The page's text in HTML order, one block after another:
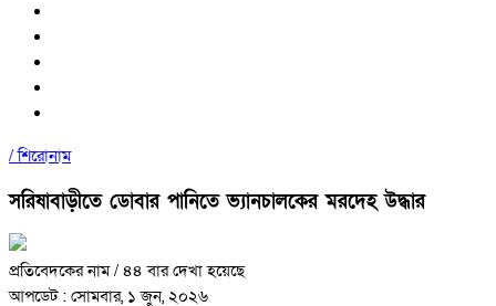
/শিরোনাম
সরিষাবাড়ীতে ডোবার পানিতে ভ্যানচালকের মরদেহ উদ্ধার
প্রতিবেদকের নাম/ ৪৪ বার দেখা হয়েছে
আপডেট : সোমবার, ১ জুন, ২০২৬